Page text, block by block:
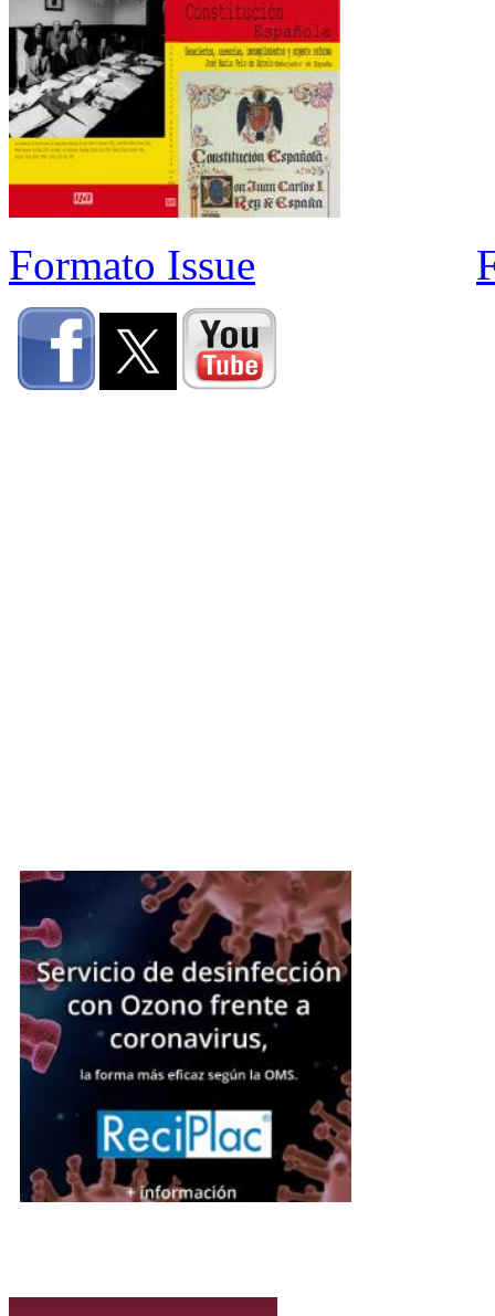
Formato Issue